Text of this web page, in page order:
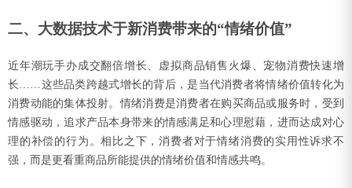
二、大数据技术于新消费带来的“情绪价值”
近年潮玩手办成交翻倍增长、虚拟商品销售火爆、宠物消费快速增
长……这些品类跨越式增长的背后，是当代消费者将情绪价值转化为
消费动能的集体投射。情绪消费是消费者在购买商品或服务时，受到
情感驱动，追求产品本身带来的情感满足和心理慰藉，进而达成对心
理的补偿的行为。相比之下，消费者对于情绪消费的实用性诉求不
强，而是更看重商品所能提供的情绪价值和情感共鸣。